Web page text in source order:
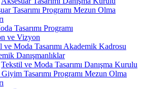
Tasarımı Programı Mezun Olma
Tasarımı Programı
ve Vizyon
ve Moda Tasarımı Akademik Kadrosu
Danışmanlıklar
Tekstil ve Moda Tasarımı Danışma Kurulu
Tasarımı Programı Mezun Olma